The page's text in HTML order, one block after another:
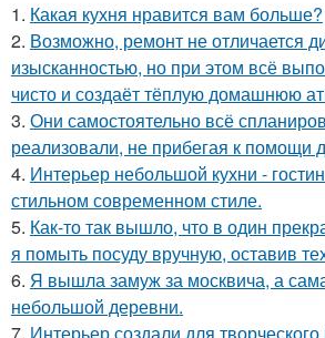
1. Какая кухня нравится вам больше?
2. Возможно, ремонт не отличается
изысканностью, но при этом всё
чисто и создаёт тёплую домашнюю
3. Они самостоятельно всё
реализовали, не прибегая к помощи
4. Интерьер небольшой кухни -
стильном современном стиле.
5. Как-то так вышло, что в один
я помыть посуду вручную, оставив
6. Я вышла замуж за москвича, а
небольшой деревни.